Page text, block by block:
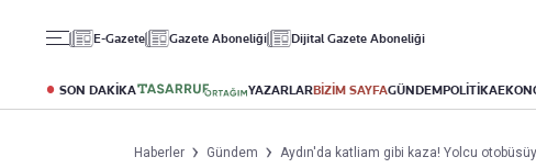
E-Gazete Gazete Aboneliği Dijital Gazete Aboneliği
SON DAKİKA YAZARLARBİZİM SAYFAGÜNDEMPOLİTİKA
Altın
Döviz
Kripto Para
Puan Durumu
Fikstür
Avrupa Ligi
Haberler Gündem Aydın'da katliam gibi kaza! Yolcu